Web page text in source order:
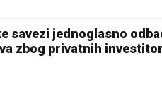
savezi jednoglasno
zbog privatnih